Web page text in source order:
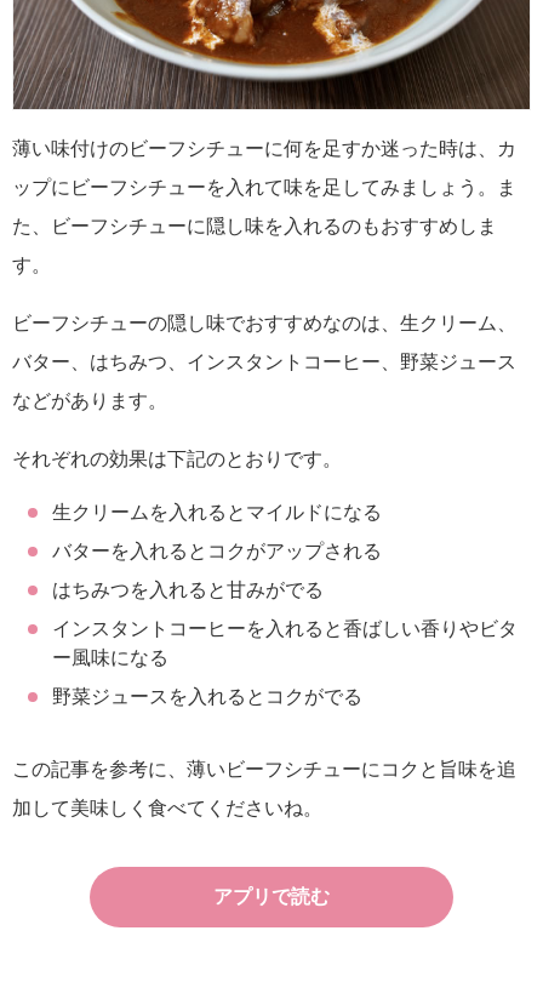
薄い味付けのビーフシチューに何を足すか迷った時は、カ
ップにビーフシチューを入れて味を足してみましょう。ま
た、ビーフシチューに隠し味を入れるのもおすすめしま
す。
ビーフシチューの隠し味でおすすめなのは、生クリーム、
バター、はちみつ、インスタントコーヒー、野菜ジュース
などがあります。
それぞれの効果は下記のとおりです。
生クリームを入れるとマイルドになる
バターを入れるとコクがアップされる
はちみつを入れると甘みがでる
インスタントコーヒーを入れると香ばしい香りやビタ
ー風味になる
野菜ジュースを入れるとコクがでる
この記事を参考に、薄いビーフシチューにコクと旨味を追
加して美味しく食べてくださいね。
アプリで読む